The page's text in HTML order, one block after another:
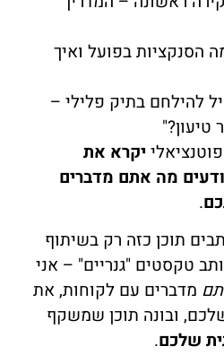
הסנקציות בפועל ואיך
להילחם בתיק פלילי –
יקרא את
מה אתם מדברים
.
תוכן כזה רק בשיתוף
טקסטים "גנריים" – אני
מדברים עם לקוחות, את
ובונה תוכן שמשקף
שלכם.